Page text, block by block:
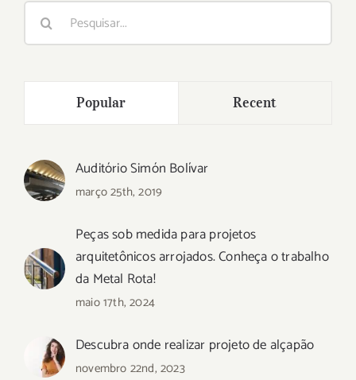
Buscar
resultados
Popular Recent
Auditório Simón Bolívar
março 25th, 2019
Peças sob medida para projetos
arquitetônicos arrojados. Conheça o trabalho
da Metal Rota!
maio 17th, 2024
Descubra onde realizar projeto de alçapão
novembro 22nd, 2023